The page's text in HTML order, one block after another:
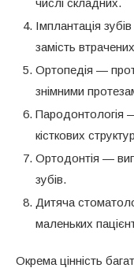
числі складних.
Імплантація
замість
Ортопедія —
знімними
Пародонтологія
кісткових
Ортодонтія —
зубів.
Дитяча
маленьких
Окрема цінність